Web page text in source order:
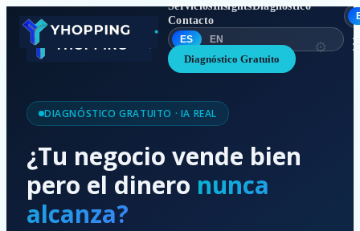
ServiciosInsightsDiagnóstico
Contacto
ES EN
Diagnóstico Gratuito
⚙️
DIAGNÓSTICO GRATUITO · IA REAL
¿Tu negocio vende bien
pero el dinero nunca
alcanza?